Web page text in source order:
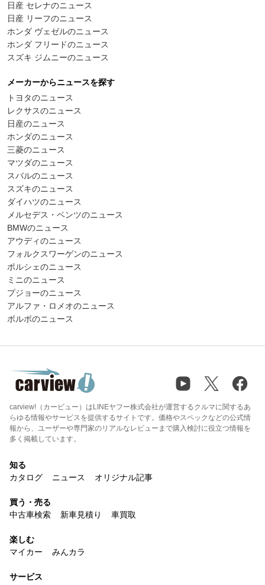
日産 セレナのニュース
日産 リーフのニュース
ホンダ ヴェゼルのニュース
ホンダ フリードのニュース
スズキ ジムニーのニュース
メーカーからニュースを探す
トヨタのニュース
レクサスのニュース
日産のニュース
ホンダのニュース
三菱のニュース
マツダのニュース
スバルのニュース
スズキのニュース
ダイハツのニュース
メルセデス・ベンツのニュース
BMWのニュース
アウディのニュース
フォルクスワーゲンのニュース
ポルシェのニュース
ミニのニュース
プジョーのニュース
アルファ・ロメオのニュース
ボルボのニュース
carview!（カービュー）はLINEヤフー株式会社が運営するクルマに関するあ
らゆる情報やサービスを提供するサイトです。価格やスペックなどの公式情
報から、ユーザーや専門家のリアルなレビューまで購入検討に役立つ情報を
多く掲載しています。
知る
カタログ
ニュース オリジナル記事
買う・売る
中古車検索
新車見積り 車買取
楽しむ
マイカー
みんカラ
サービス